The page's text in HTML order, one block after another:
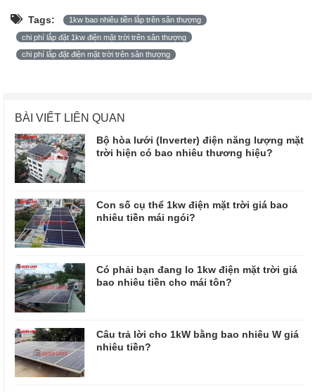
Tags: 1kw bao nhiêu tiền lắp trên sân thượng
chi phí lắp đặt 1kw điện mặt trời trên sân thượng
chi phí lắp đặt điện mặt trời trên sân thượng
BÀI VIẾT LIÊN QUAN
Bộ hòa lưới (Inverter) điện năng lượng mặt
trời hiện có bao nhiêu thương hiệu?
Con số cụ thể 1kw điện mặt trời giá bao
nhiêu tiền mái ngói?
Có phải bạn đang lo 1kw điện mặt trời giá
bao nhiêu tiền cho mái tôn?
Câu trả lời cho 1kW bằng bao nhiêu W giá
nhiêu tiền?